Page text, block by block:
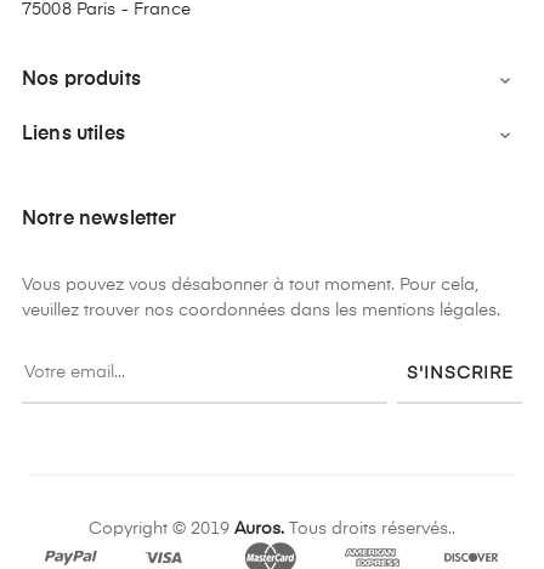
75008 Paris - France
Nos produits 
Liens utiles 
Notre newsletter
Vous pouvez vous désabonner à tout moment. Pour cela,
veuillez trouver nos coordonnées dans les mentions légales.
S'INSCRIRE
Copyright © 2019 Auros. Tous droits réservés..